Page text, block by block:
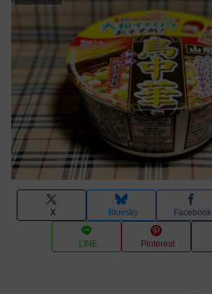
X Bluesky Facebook
LINE Pinterest